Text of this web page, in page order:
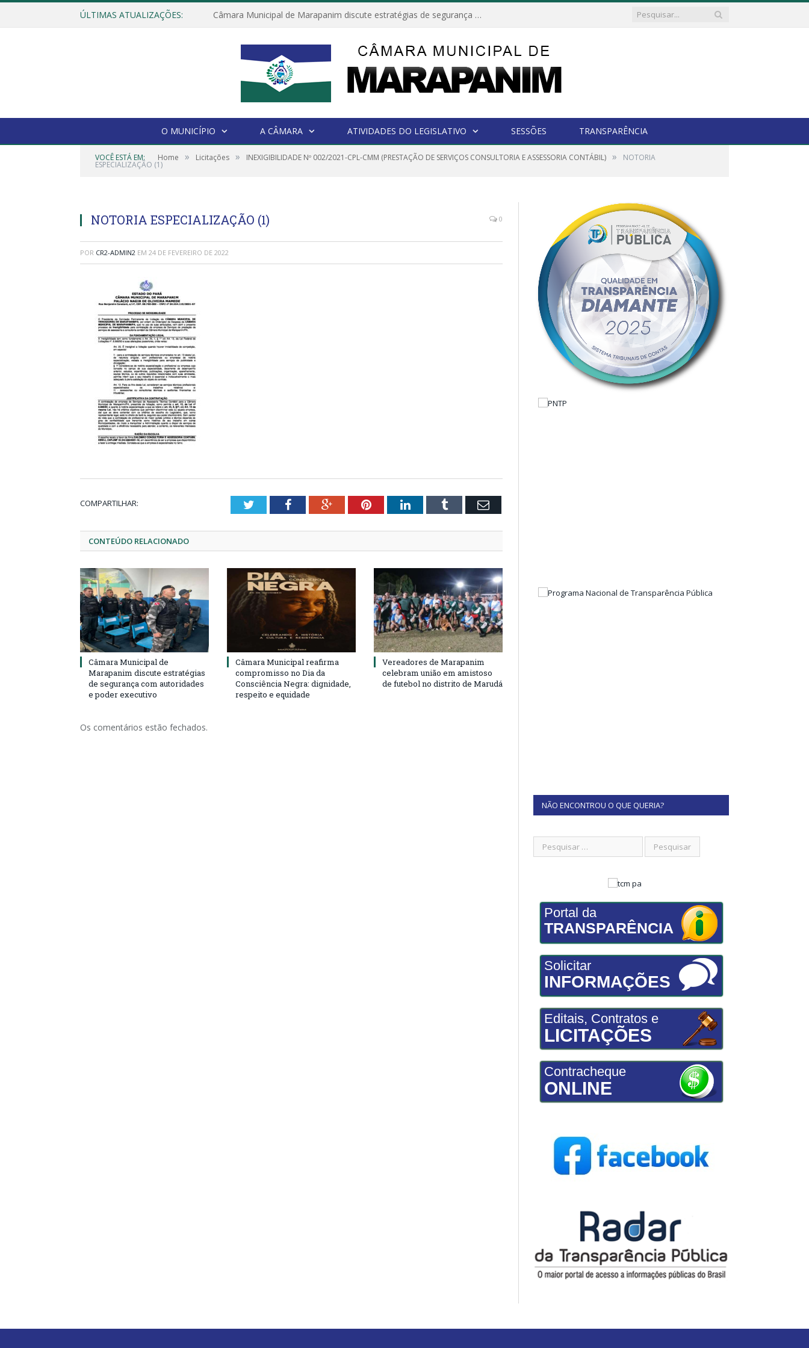
ÚLTIMAS ATUALIZAÇÕES: Câmara Municipal de Marapanim discute estratégias de segurança com autoridades e poder executivo
O MUNICÍPIO A CÂMARA ATIVIDADES DO LEGISLATIVO SESSÕES TRANSPARÊNCIA
VOCÊ ESTÁ EM: Home » Licitações » INEXIGIBILIDADE Nº 002/2021-CPL-CMM (PRESTAÇÃO DE SERVIÇOS CONSULTORIA E ASSESSORIA CONTÁBIL) » NOTORIA
ESPECIALIZAÇÃO (1)
NOTORIA ESPECIALIZAÇÃO (1) 0
POR CR2-ADMIN2 EM 24 DE FEVEREIRO DE 2022
COMPARTILHAR: TwitterFacebookGoogle+PinterestLinkedInTumblr Email
CONTEÚDO RELACIONADO
Câmara Municipal de
Marapanim discute estratégias
de segurança com autoridades
e poder executivo
Câmara Municipal reafirma
compromisso no Dia da
Consciência Negra: dignidade,
respeito e equidade
Vereadores de Marapanim
celebram união em amistoso
de futebol no distrito de Marudá
Os comentários estão fechados.
NÃO ENCONTROU O QUE QUERIA?
Portal da
TRANSPARÊNCIA
Solicitar
INFORMAÇÕES
Editais, Contratos e
LICITAÇÕES
Contracheque
ONLINE